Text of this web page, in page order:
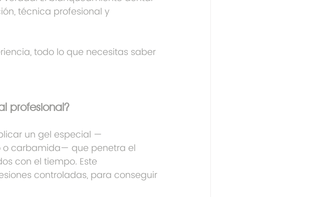
técnica profesional y
todo lo que necesitas saber
profesional?
un gel especial —
o carbamida— que penetra el
con el tiempo. Este
controladas, para conseguir